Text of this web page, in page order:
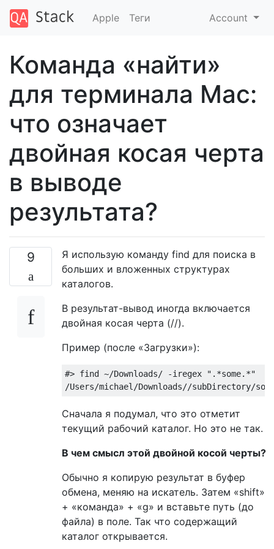
Apple Теги Account
Команда «найти»
для терминала Mac:
что означает
двойная косая черта
в выводе
результата?
9
Я использую команду find для поиска в
больших и вложенных структурах
каталогов.
В результат-вывод иногда включается
двойная косая черта (//).
Пример (после «Загрузки»):
#> find ~/Downloads/ -iregex ".*some.*"
/Users/michael /Downloads//subDirectory/
Сначала я подумал, что это отметит
текущий рабочий каталог. Но это не так.
В чем смысл этой двойной косой черты?
Обычно я копирую результат в буфер
обмена, меняю на искатель. Затем «shift»
+ «команда» + «g» и вставьте путь (до
файла) в поле. Так что содержащий
каталог открывается.